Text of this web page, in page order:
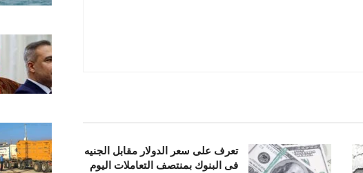
تعرف على سعر الدولار مقابل الجنيه
فى البنوك بمنتصف التعاملات اليوم